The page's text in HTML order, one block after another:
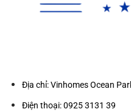
Địa chỉ: Vinhomes Ocean
Điện thoại: 0925 3131 39